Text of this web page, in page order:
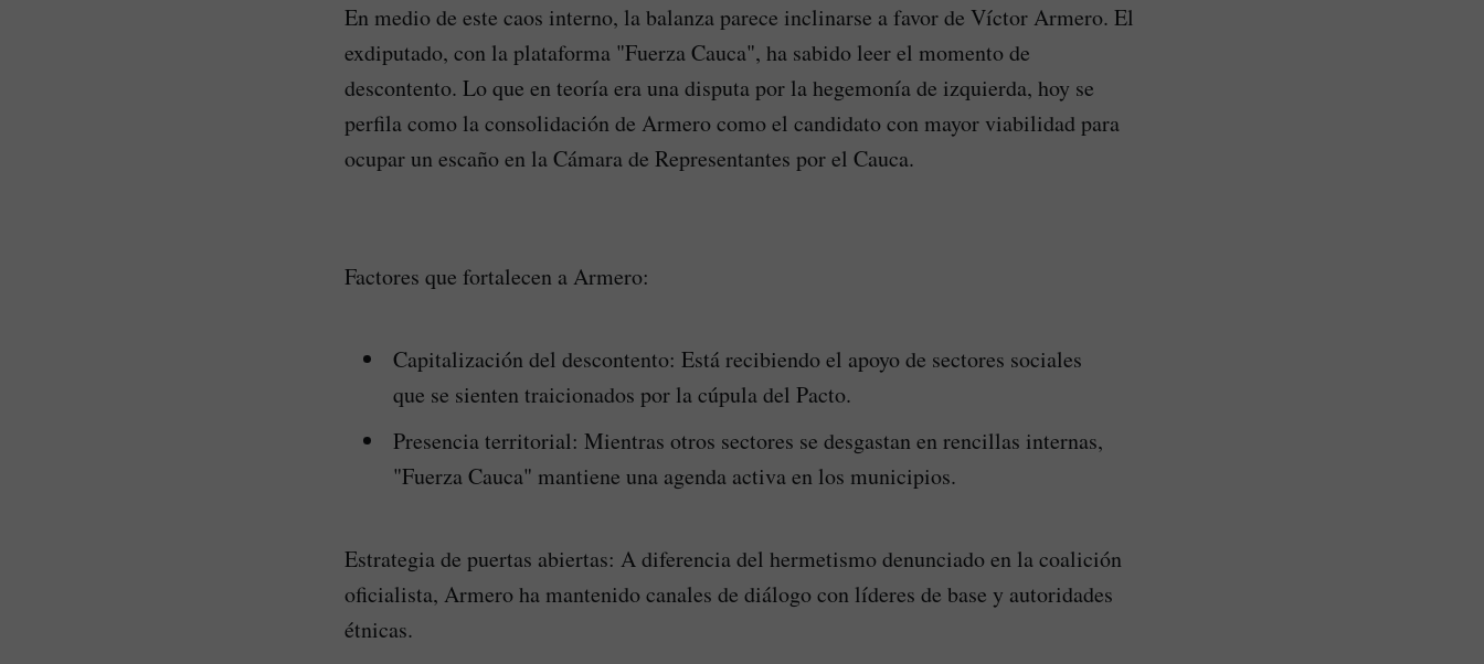
En medio de este caos interno, la balanza parece inclinarse a favor de Víctor Armero. El
exdiputado, con la plataforma "Fuerza Cauca", ha sabido leer el momento de
descontento. Lo que en teoría era una disputa por la hegemonía de izquierda, hoy se
perfila como la consolidación de Armero como el candidato con mayor viabilidad para
ocupar un escaño en la Cámara de Representantes por el Cauca.
Factores que fortalecen a Armero:
Capitalización del descontento: Está recibiendo el apoyo de sectores sociales
que se sienten traicionados por la cúpula del Pacto.
Presencia territorial: Mientras otros sectores se desgastan en rencillas internas,
"Fuerza Cauca" mantiene una agenda activa en los municipios.
Estrategia de puertas abiertas: A diferencia del hermetismo denunciado en la coalición
oficialista, Armero ha mantenido canales de diálogo con líderes de base y autoridades
étnicas.